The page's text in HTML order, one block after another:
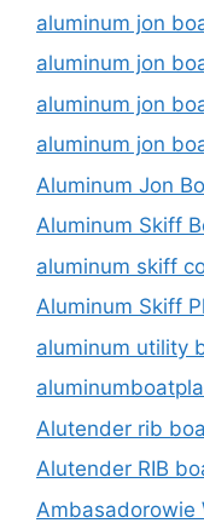
aluminum jon
aluminum jon
aluminum jon
aluminum jon
Aluminum Jon
Aluminum Skiff
aluminum skiff
Aluminum Skiff
aluminum utility
Alutender rib
Alutender RIB
Ambasadorowie